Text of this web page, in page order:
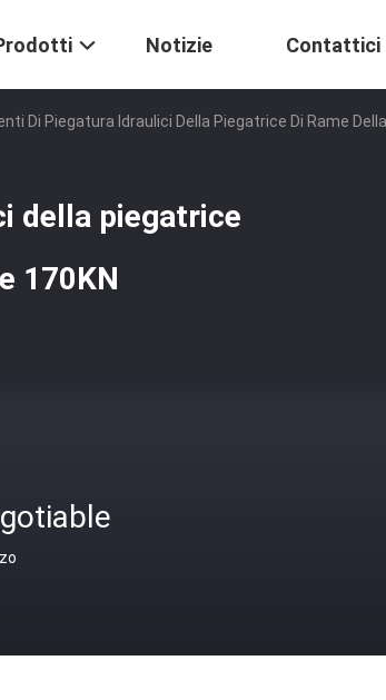
Notizie Contattici
Di Piegatura Idraulici Della Piegatrice Di Rame
della piegatrice
170KN